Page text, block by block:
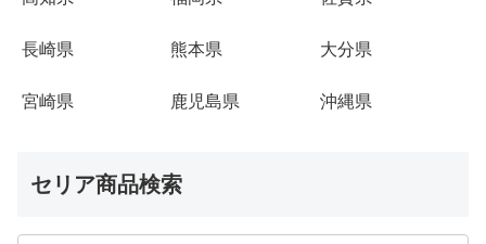
長崎県 熊本県 大分県
宮崎県 鹿児島県 沖縄県
セリア商品検索